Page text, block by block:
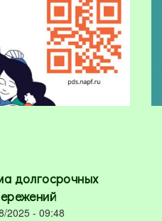
долгосрочных
2025 - 09:48